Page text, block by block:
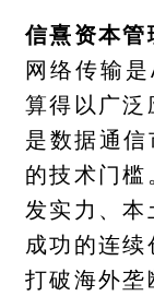
信熹资本
网络传输
算得以广
是数据通
的技术门
发实力、
成功的连
打破海外